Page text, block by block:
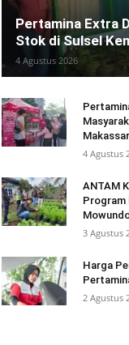
Pertamina Extra
Stok di Sulsel
4 Agustus 2026
Makassar
4 Agustus
ANTAM
Program
3 Agustus
Harga
2 Agustus